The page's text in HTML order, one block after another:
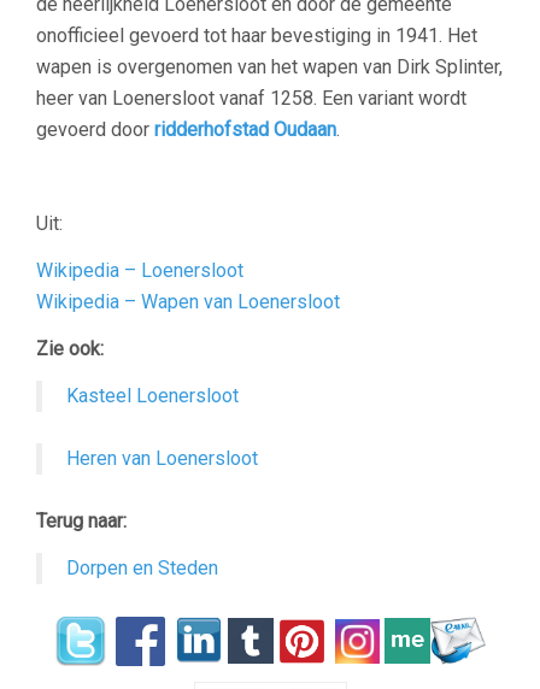
onofficieel gevoerd tot haar bevestiging in 1941. Het
wapen is overgenomen van het wapen van Dirk Splinter,
heer van Loenersloot vanaf 1258. Een variant wordt
gevoerd door ridderhofstad Oudaan.
Uit:
Wikipedia – Loenersloot
Wikipedia – Wapen van Loenersloot
Zie ook:
Kasteel Loenersloot
Heren van Loenersloot
Terug naar:
Dorpen en Steden